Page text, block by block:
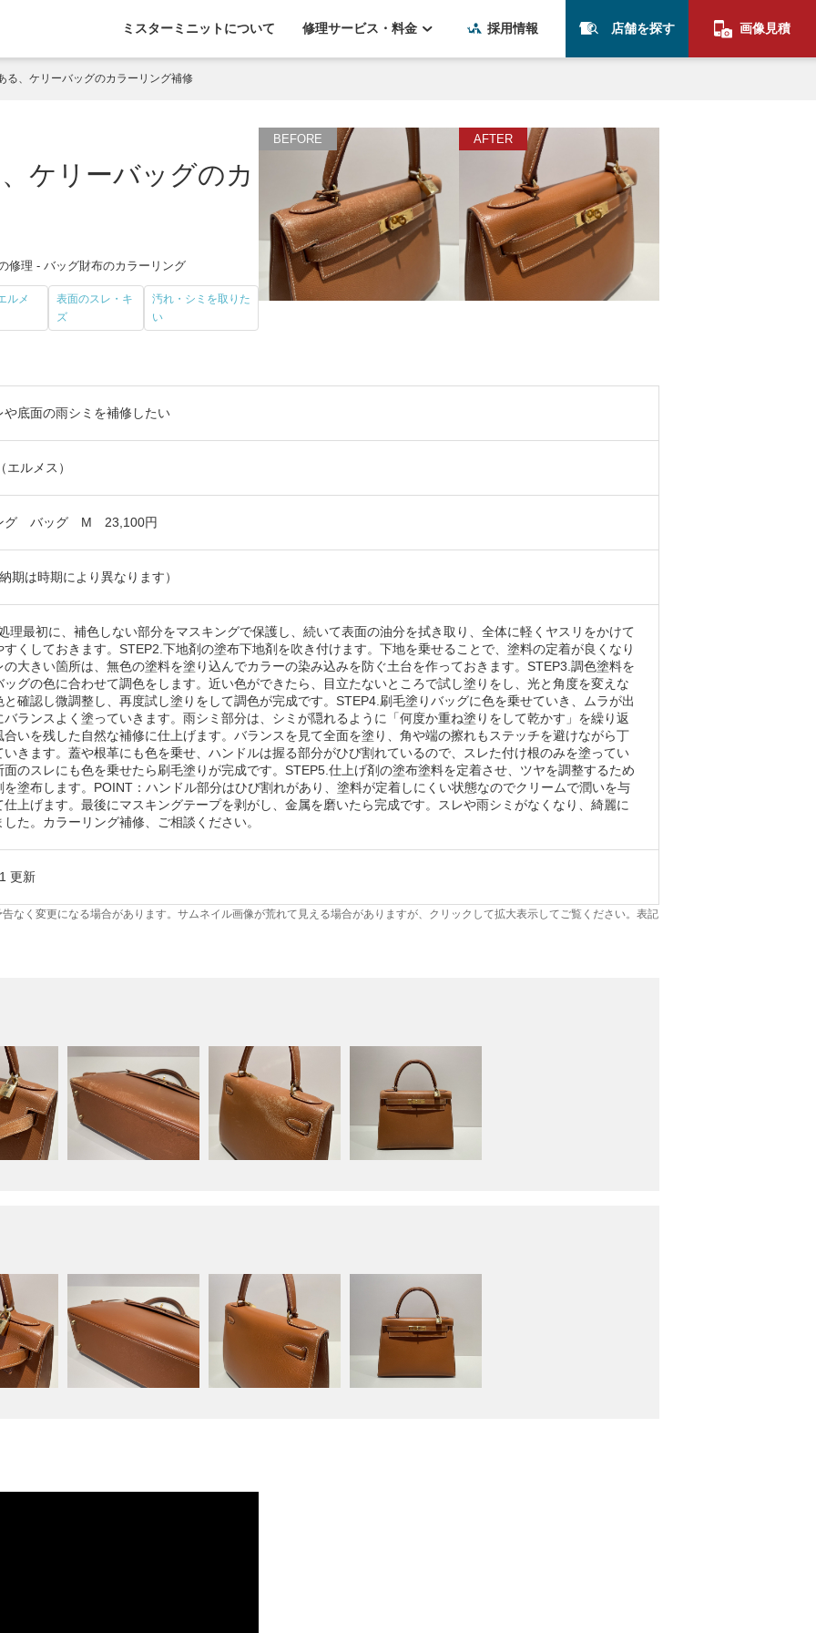
ミスターミニットについて 修理サービス・料金 採用情報 店舗を探す 画像見積
る、ケリーバッグのカラーリング補修
ケリーバッグのカ
修理 - バッグ財布のカラーリング
ルメ
表面のスレ・キ
ズ
汚れ・シミを取りた
い
や底面の雨シミを補修したい
エルメス）
グ バッグ M 23,100円
期は時期により異なります）
理最初に、補色しない部分をマスキングで保護し、続いて表面の油分を拭き取り、全体に軽くヤスリをかけて
すくしておきます。STEP2.下地剤の塗布下地剤を吹き付けます。下地を乗せることで、塗料の定着が良くなり
の大きい箇所は、無色の塗料を塗り込んでカラーの染み込みを防ぐ土台を作っておきます。STEP3.調色塗料を
ッグの色に合わせて調色をします。近い色ができたら、目立たないところで試し塗りをし、光と角度を変えな
と確認し微調整し、再度試し塗りをして調色が完成です。STEP4.刷毛塗りバッグに色を乗せていき、ムラが出
バランスよく塗っていきます。雨シミ部分は、シミが隠れるように「何度か重ね塗りをして乾かす」を繰り返
合いを残した自然な補修に仕上げます。バランスを見て全面を塗り、角や端の擦れもステッチを避けながら丁
いきます。蓋や根革にも色を乗せ、ハンドルは握る部分がひび割れているので、スレた付け根のみを塗ってい
面のスレにも色を乗せたら刷毛塗りが完成です。STEP5.仕上げ剤の塗布塗料を定着させ、ツヤを調整するため
を塗布します。POINT：ハンドル部分はひび割れがあり、塗料が定着しにくい状態なのでクリームで潤いを与
仕上げます。最後にマスキングテープを剥がし、金属を磨いたら完成です。スレや雨シミがなくなり、綺麗に
た。カラーリング補修、ご相談ください。
更新
なく変更になる場合があります。サムネイル画像が荒れて見える場合がありますが、クリックして拡大表示してご覧ください。表記